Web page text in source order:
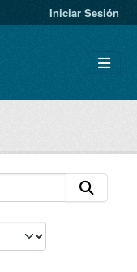
Iniciar Sesión